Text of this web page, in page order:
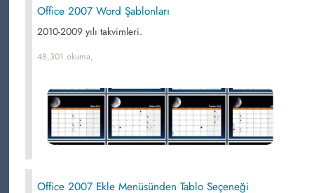
Office 2007 Word Şablonları
2010-2009 yılı takvimleri.
48,301 okuma,
Office 2007 Ekle Menüsünden Tablo Seçeneği